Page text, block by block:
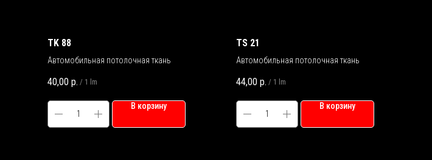
TK 88
Автомобильная потолочная ткань
40,00 р. / 1 lm
В корзину
TS 21
Автомобильная потолочная ткань
44,00 р. / 1 lm
В корзину